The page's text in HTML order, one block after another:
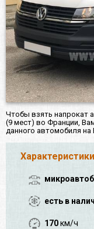
Чтобы взять напрокат
(9 мест) во Франции,
данного автомобиля
есть в
170км/ч